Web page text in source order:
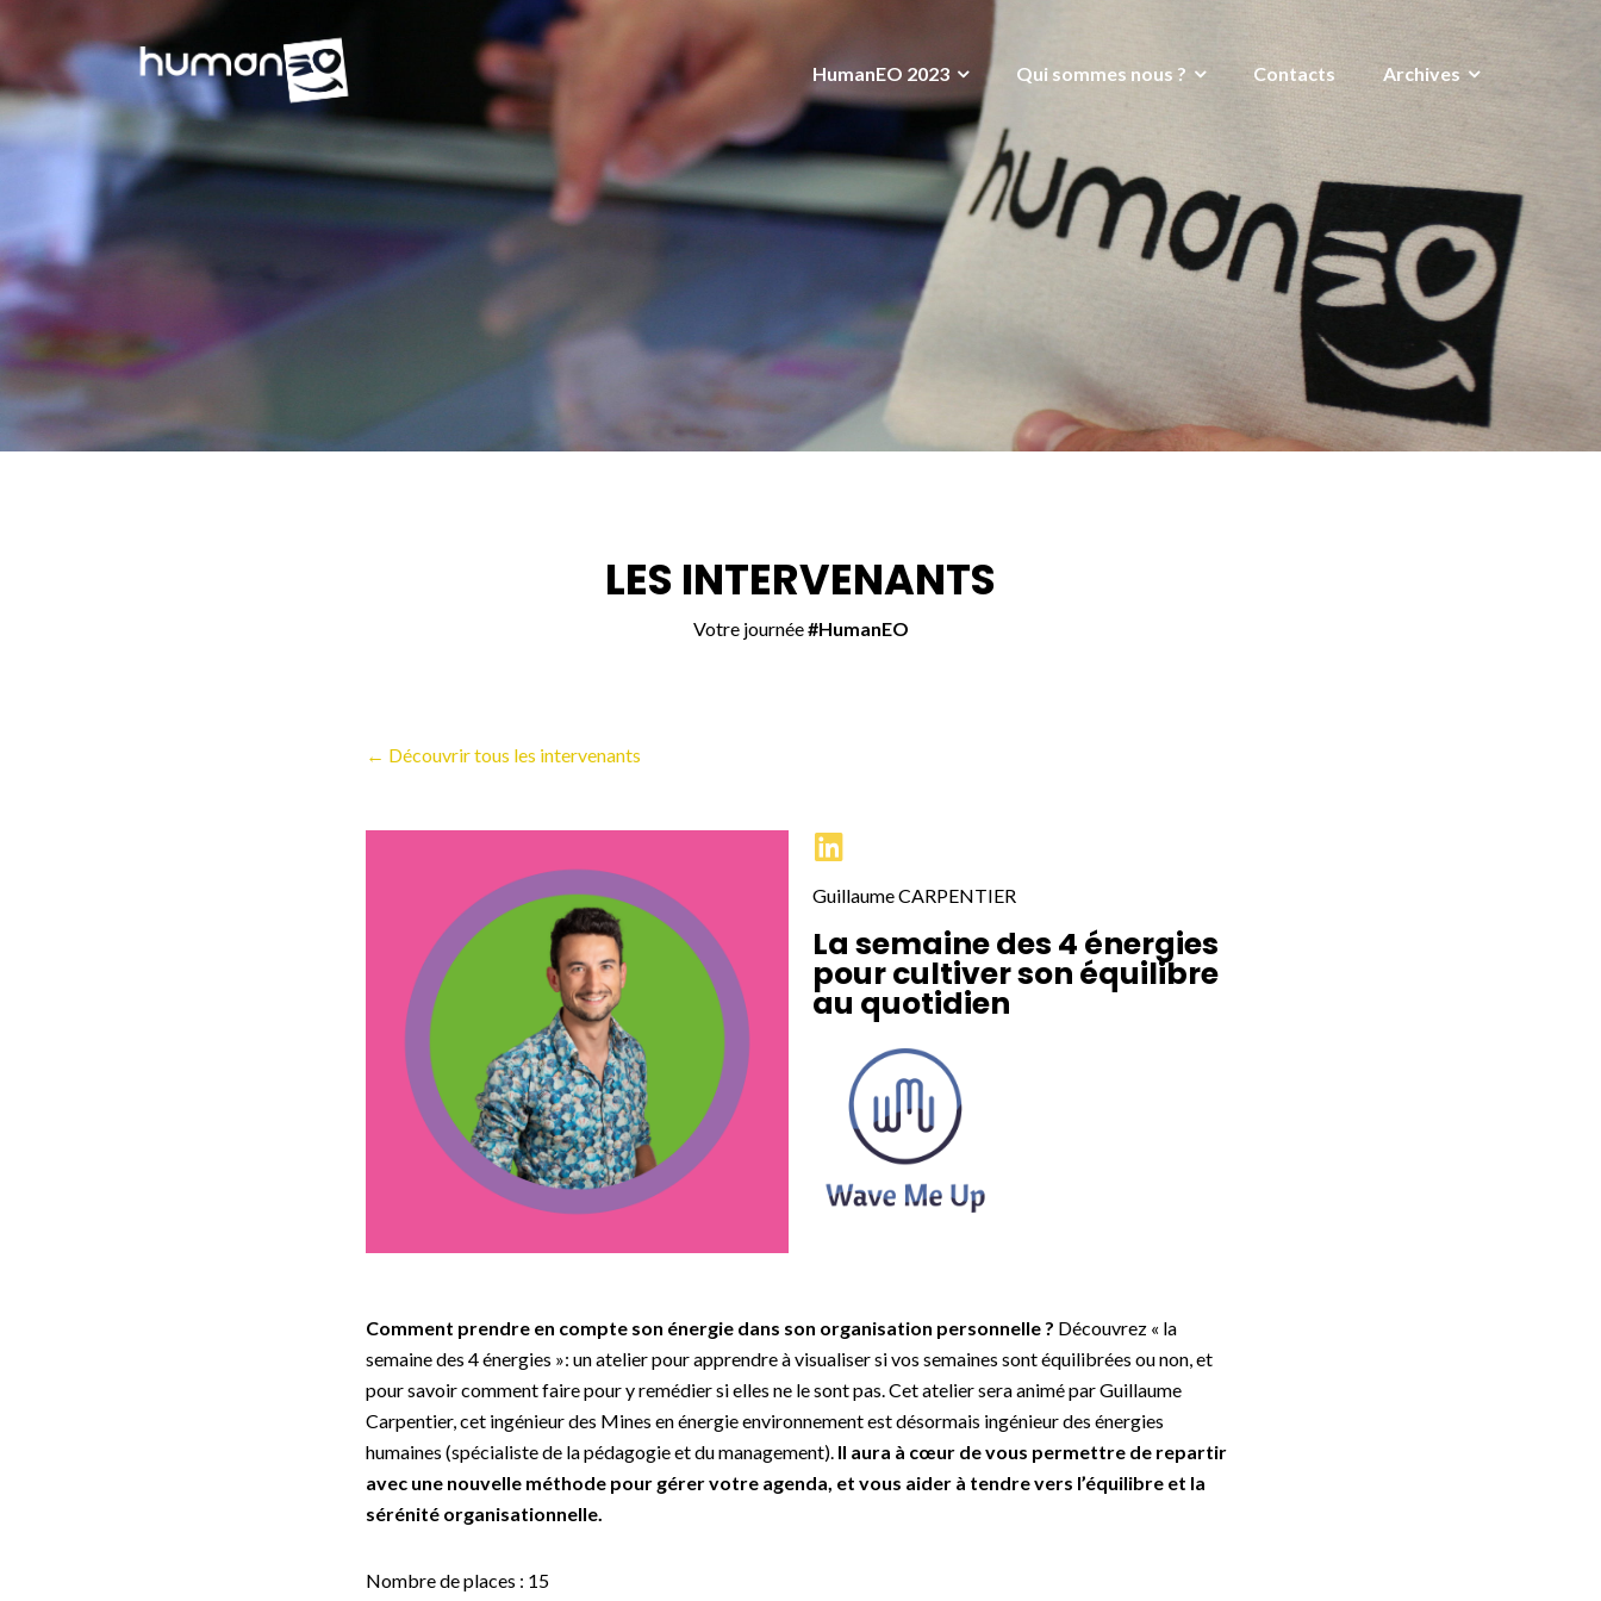
HumanEO 2023 Qui sommes nous ? Contacts Archives
LES INTERVENANTS
Votre journée#HumanEO
← Découvrir tous les intervenants
Guillaume CARPENTIER
La semaine des 4 énergies
pour cultiver son équilibre
au quotidien
Comment prendre en compte son énergie dans son organisation personnelle ? Découvrez « la
semaine des 4 énergies »: un atelier pour apprendre à visualiser si vos semaines sont équilibrées ou non, et
pour savoir comment faire pour y remédier si elles ne le sont pas. Cet atelier sera animé par Guillaume
Carpentier, cet ingénieur des Mines en énergie environnement est désormais ingénieur des énergies
humaines (spécialiste de la pédagogie et du management). Il aura à cœur de vous permettre de repartir
avec une nouvelle méthode pour gérer votre agenda, et vous aider à tendre vers l’équilibre et la
sérénité organisationnelle.
Nombre de places : 15